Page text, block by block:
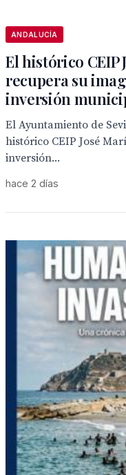
ANDALUCÍA
El histórico CEIP
recupera su
inversión
El Ayuntamiento de
histórico CEIP José
inversión...
hace 2 días